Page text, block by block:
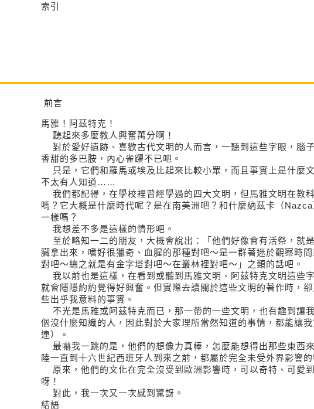
索引
前言
馬雅！阿茲特克！
聽起來多麼教人興奮萬分啊！
對於愛好遺跡、喜歡古代文明的人而言，一聽到這些字眼，腦
香甜的多巴胺，內心雀躍不已吧。
只是，它們和羅馬或埃及比起來比較小眾，而且事實上是什麼
不太有人知道……
我們都記得，在學校裡曾經學過的四大文明，但馬雅文明在教
嗎？它大概是什麼時代呢？是在南美洲吧？和什麼納茲卡（
一樣嗎？
我想差不多是這樣的情形吧。
至於略知一二的朋友，大概會說出：「他們好像會有活祭，就
臟拿出來，嗜好很獵奇、血腥的那種對吧～是一群著迷於觀察時間
對吧～總之就是有金字塔對吧～在叢林裡對吧～」之類的話吧。
我以前也是這樣，在看到或聽到馬雅文明、阿茲特克文明這些字
就會隱隱約約覺得好興奮。但實際去讀關於這些文明的著作時，
些出乎我意料的事實。
不光是馬雅或阿茲特克而已，那一帶的一些文明，也有趣到讓
個沒什麼知識的人，因此對於大家理所當然知道的事情，都能讓
連）。
最嚇我一跳的是，他們的想像力真棒，怎麼能想得出那些東西
陸一直到十六世紀西班牙人到來之前，都屬於完全未受外界影響的
原來，他們的文化在完全沒受到歐洲影響時，可以奇特、可愛
呀！
對此，我一次又一次感到驚訝。
結語